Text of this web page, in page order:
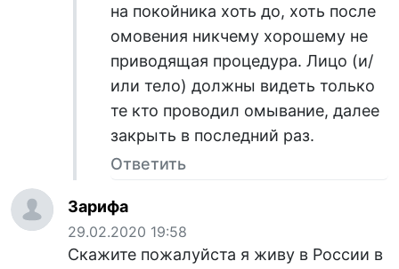
на покойника хоть до, хоть после
омовения никчему хорошему не
приводящая процедура. Лицо (и/
или тело) должны видеть только
те кто проводил омывание, далее
закрыть в последний раз.
Ответить
Зарифа
29.02.2020 19:58
Скажите пожалуйста я живу в России в